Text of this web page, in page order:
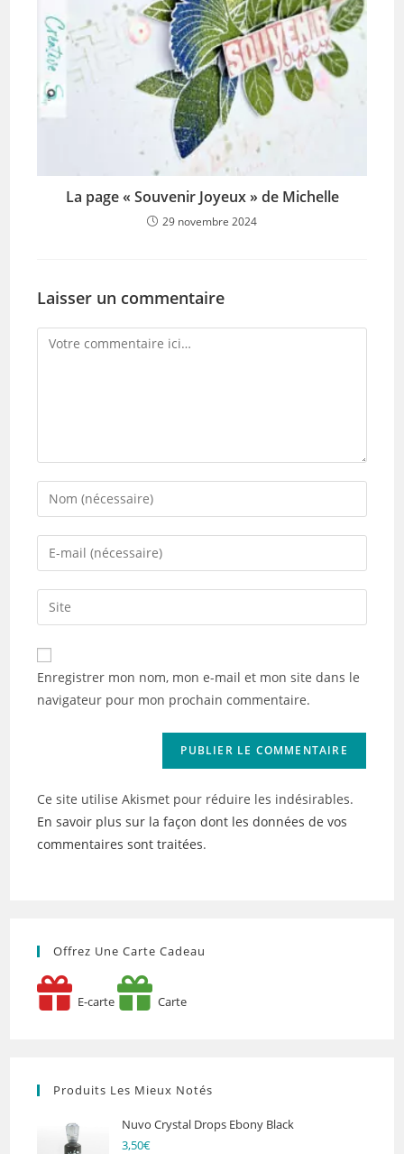
La page « Souvenir Joyeux » de Michelle
29 novembre 2024
Laisser un commentaire
Comment
Enter
your
name
comment
Enter
your
email
address
comment
Saisir
l’URL
de
votre
(facultatif)
Enregistrer mon nom, mon e-mail et mon site dans le
navigateur pour mon prochain commentaire.
Ce site utilise Akismet pour réduire les indésirables.
En savoir plus sur la façon dont les données de vos
commentaires sont traitées.
Offrez Une Carte Cadeau
E-carte Carte
Produits Les Mieux Notés
Nuvo Crystal Drops Ebony Black
3,50€